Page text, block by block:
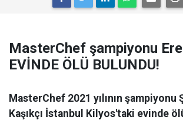
MasterChef şampiyonu
EVİNDE ÖLÜ BULUNDU!
MasterChef 2021 yılının şampiyonu
Kaşıkçı İstanbul Kilyos'taki evinde